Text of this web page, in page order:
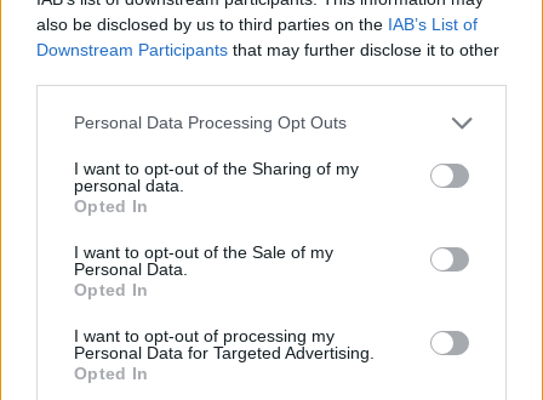
also be disclosed by us to third parties on the IAB’s List of
Downstream Participants that may further disclose it to other
Personal Data Processing Opt Outs
I want to opt-out of the Sharing of my
personal data.
Opted In
I want to opt-out of the Sale of my
Personal Data.
Opted In
I want to opt-out of processing my
Personal Data for Targeted Advertising.
Opted In
B FEMMINILE
all’esordio assoluto nella categoria. Superata la fisiologica
tensione iniziale, le bianco-blu giocano un primo tempo di grande
l’esperienza delle ospiti a fare la differenza. Prossimo impegno
venerdì 19 marzo alle 21 sul campo di Puianello.
PALLACANESTRO SCANDIANO-BASKET CLUB VAL